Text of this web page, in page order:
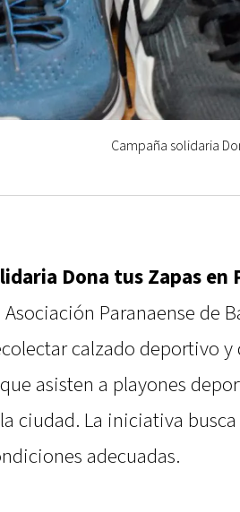
Campaña solidaria
Dona tus Zapas en
Paranaense de
calzado deportivo y
asisten a playones
ciudad. La iniciativa
adecuadas.